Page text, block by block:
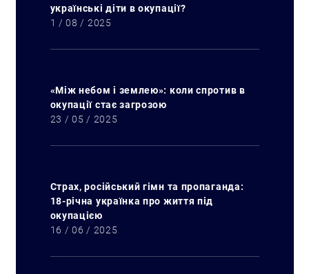
українські діти в окупації?
1 / 08 / 2025
«Між небом і землею»: коли спротив в
окупації стає загрозою
23 / 05 / 2025
Страх, російський гімн та пропаганда:
18-річна українка про життя під
окупацією
16 / 06 / 2025